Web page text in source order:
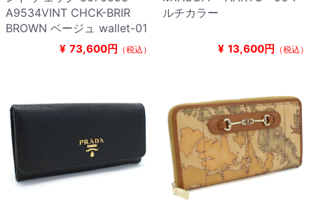
A9534VINT CHCK-BRIR
BROWN ベージュ wallet-01
¥ 73,600円 （税込）
ルチカラー
¥ 13,600円 （税込）